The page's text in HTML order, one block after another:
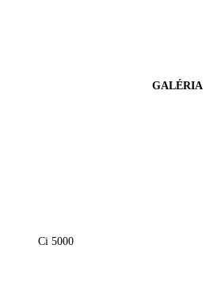
GALÉRIA
Ci 5000